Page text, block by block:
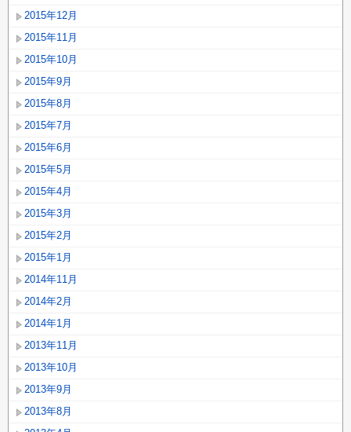
2015年12月
2015年11月
2015年10月
2015年9月
2015年8月
2015年7月
2015年6月
2015年5月
2015年4月
2015年3月
2015年2月
2015年1月
2014年11月
2014年2月
2014年1月
2013年11月
2013年10月
2013年9月
2013年8月